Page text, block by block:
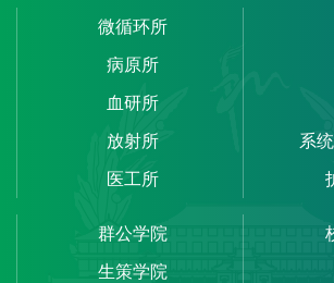
微循环所
病原所
血研所
放射所
医工所
系
群公学院
生策学院